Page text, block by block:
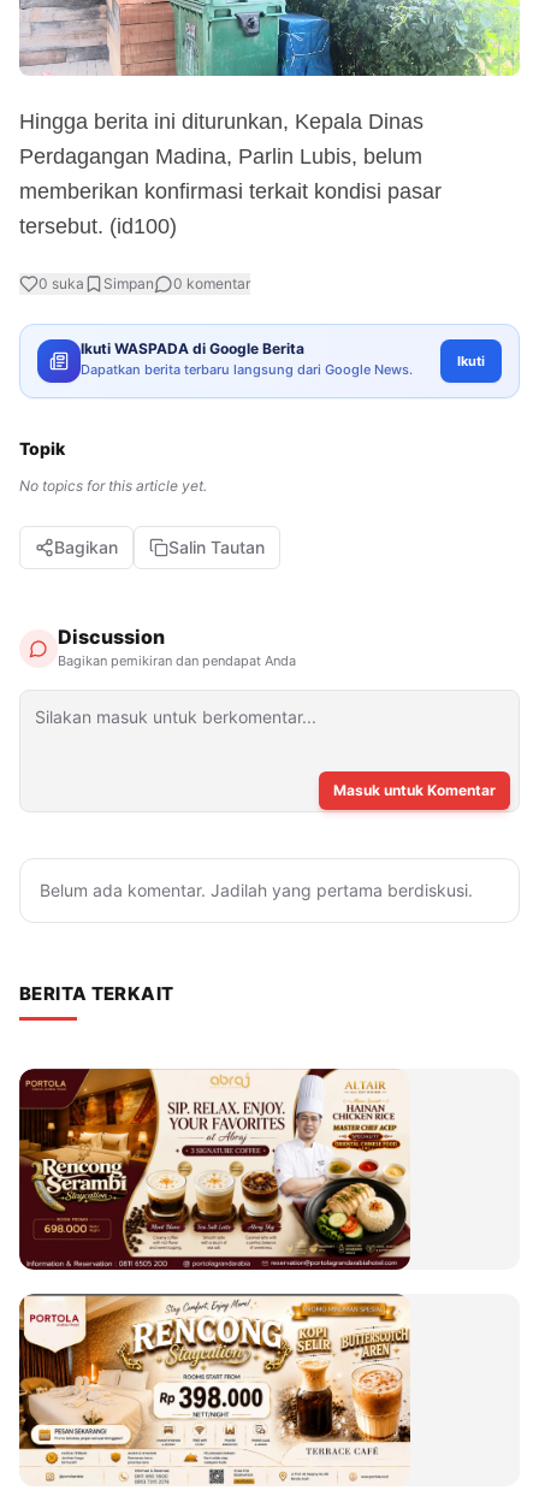
Hingga berita ini diturunkan, Kepala Dinas
Perdagangan Madina, Parlin Lubis, belum
memberikan konfirmasi terkait kondisi pasar
tersebut. (id100)
0 suka Simpan 0 komentar
Ikuti WASPADA di Google Berita
Dapatkan berita terbaru langsung dari Google News. Ikuti
Topik
No topics for this article yet.
Bagikan Salin Tautan
Discussion
Bagikan pemikiran dan pendapat Anda
Masuk untuk Komentar
Belum ada komentar. Jadilah yang pertama berdiskusi.
BERITA TERKAIT